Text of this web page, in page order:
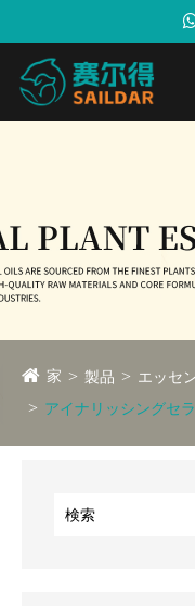
家 製品
エッセ
アイナリッシングセ